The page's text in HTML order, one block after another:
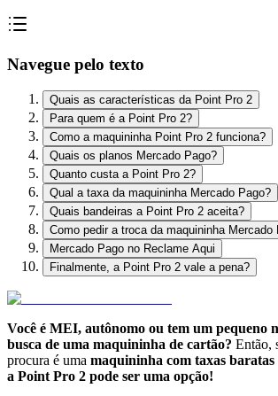
Navegue pelo texto
Quais as características da Point Pro 2
Para quem é a Point Pro 2?
Como a maquininha Point Pro 2 funciona?
Quais os planos Mercado Pago?
Quanto custa a Point Pro 2?
Qual a taxa da maquininha Mercado Pago?
Quais bandeiras a Point Pro 2 aceita?
Como pedir a troca da maquininha Mercado
Mercado Pago no Reclame Aqui
Finalmente, a Point Pro 2 vale a pena?
Você é MEI, autônomo ou tem um pequeno
busca de uma maquininha de cartão? Então,
procura é uma maquininha com taxas baratas
a Point Pro 2 pode ser uma opção!